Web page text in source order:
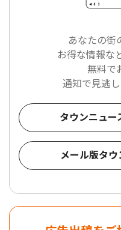
あなたの街
お得な情報な
無料で
通知で見逃
タウンニュ
メール版タ